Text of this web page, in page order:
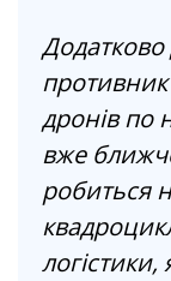
Додатково
противник
дронів по
вже
робиться